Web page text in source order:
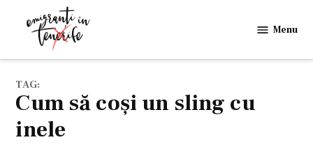
in
Menu
TAG:
cum să coși un sling cu
inele